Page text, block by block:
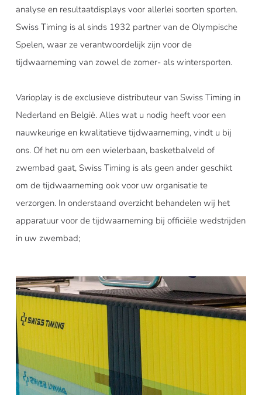
analyse en resultaatdisplays voor allerlei soorten sporten.
Swiss Timing is al sinds 1932 partner van de Olympische
Spelen, waar ze verantwoordelijk zijn voor de
tijdwaarneming van zowel de zomer- als wintersporten.
Varioplay is de exclusieve distributeur van Swiss Timing in
Nederland en België. Alles wat u nodig heeft voor een
nauwkeurige en kwalitatieve tijdwaarneming, vindt u bij
ons. Of het nu om een wielerbaan, basketbalveld of
zwembad gaat, Swiss Timing is als geen ander geschikt
om de tijdwaarneming ook voor uw organisatie te
verzorgen. In onderstaand overzicht behandelen wij het
apparatuur voor de tijdwaarneming bij officiële wedstrijden
in uw zwembad;